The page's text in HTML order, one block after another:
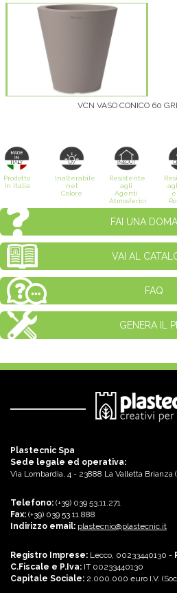
VCN VASO CONICO 60
Prodotto
in Italia
Inalterabile
nel
Colore
Resistente
agli
Agenti
Atmosferici
FAI UNA
VAI AL
FAQ
GENERA IL
Plastecnic Spa
Sede legale ed operativa:
Via Lombardia, 4 - 23888 La Valletta Brianza
Telefono: (+39) 039 53.11.271
Fax: (+39) 039 53.11.888
Indirizzo email: plastecnic@plastecnic.it
Registro Imprese: Lecco, 00233440130 -
C.Fiscale e P.Iva: IT 00233440130
Capitale Sociale: 2.000.000 euro I.V.